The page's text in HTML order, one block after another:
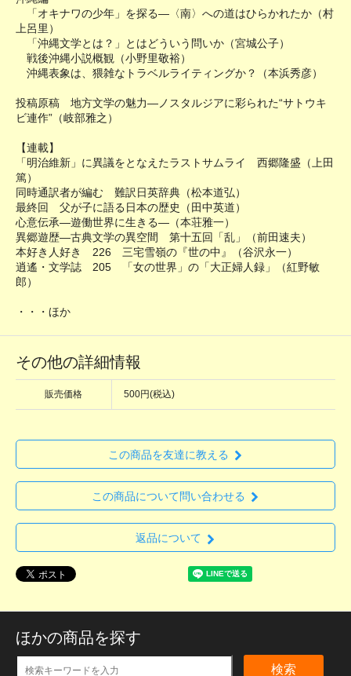
「オキナワの少年」を探る―〈南〉への道はひらかれたか（村
上呂里）
「沖縄文学とは？」とはどういう問いか（宮城公子）
戦後沖縄小説概観（小野里敬裕）
沖縄表象は、猥雑なトラベルライティングか？（本浜秀彦）
投稿原稿 地方文学の魅力―ノスタルジアに彩られた“サトウキ
ビ連作”（岐部雅之）
【連載】
「明治維新」に異議をとなえたラストサムライ 西郷隆盛（上田
篤）
同時通訳者が編む 難訳日英辞典（松本道弘）
最終回 父が子に語る日本の歴史（田中英道）
心意伝承―遊働世界に生きる―（本荘雅一）
異郷遊歴―古典文学の異空間 第十五回「乱」（前田速夫）
本好き人好き 226 三宅雪嶺の『世の中』（谷沢永一）
逍遙・文学誌 205 「女の世界」の「大正婦人録」（紅野敏
郎）
・・・ほか
その他の詳細情報
販売価格 500円(税込)
この商品を友達に教える
この商品について問い合わせる
返品について
ほかの商品を探す
検索